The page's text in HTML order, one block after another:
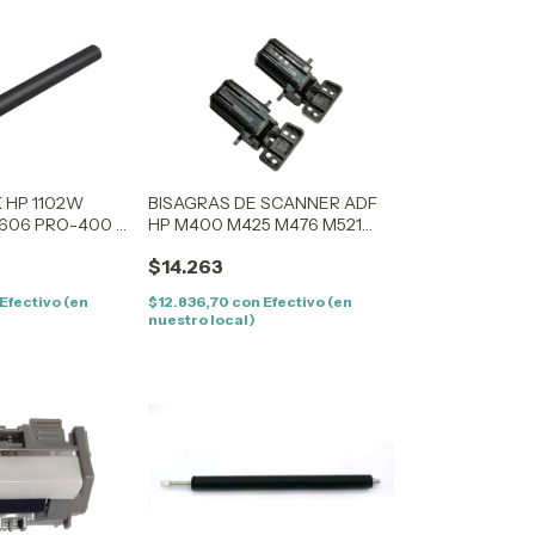
HP 1102W
PRO-400 X
Efectivo (en
BISAGRAS DE SCANNER ADF
HP M400 M425 M476 M521
$14.263
$12.836,70 con Efectivo (en
nuestro local)